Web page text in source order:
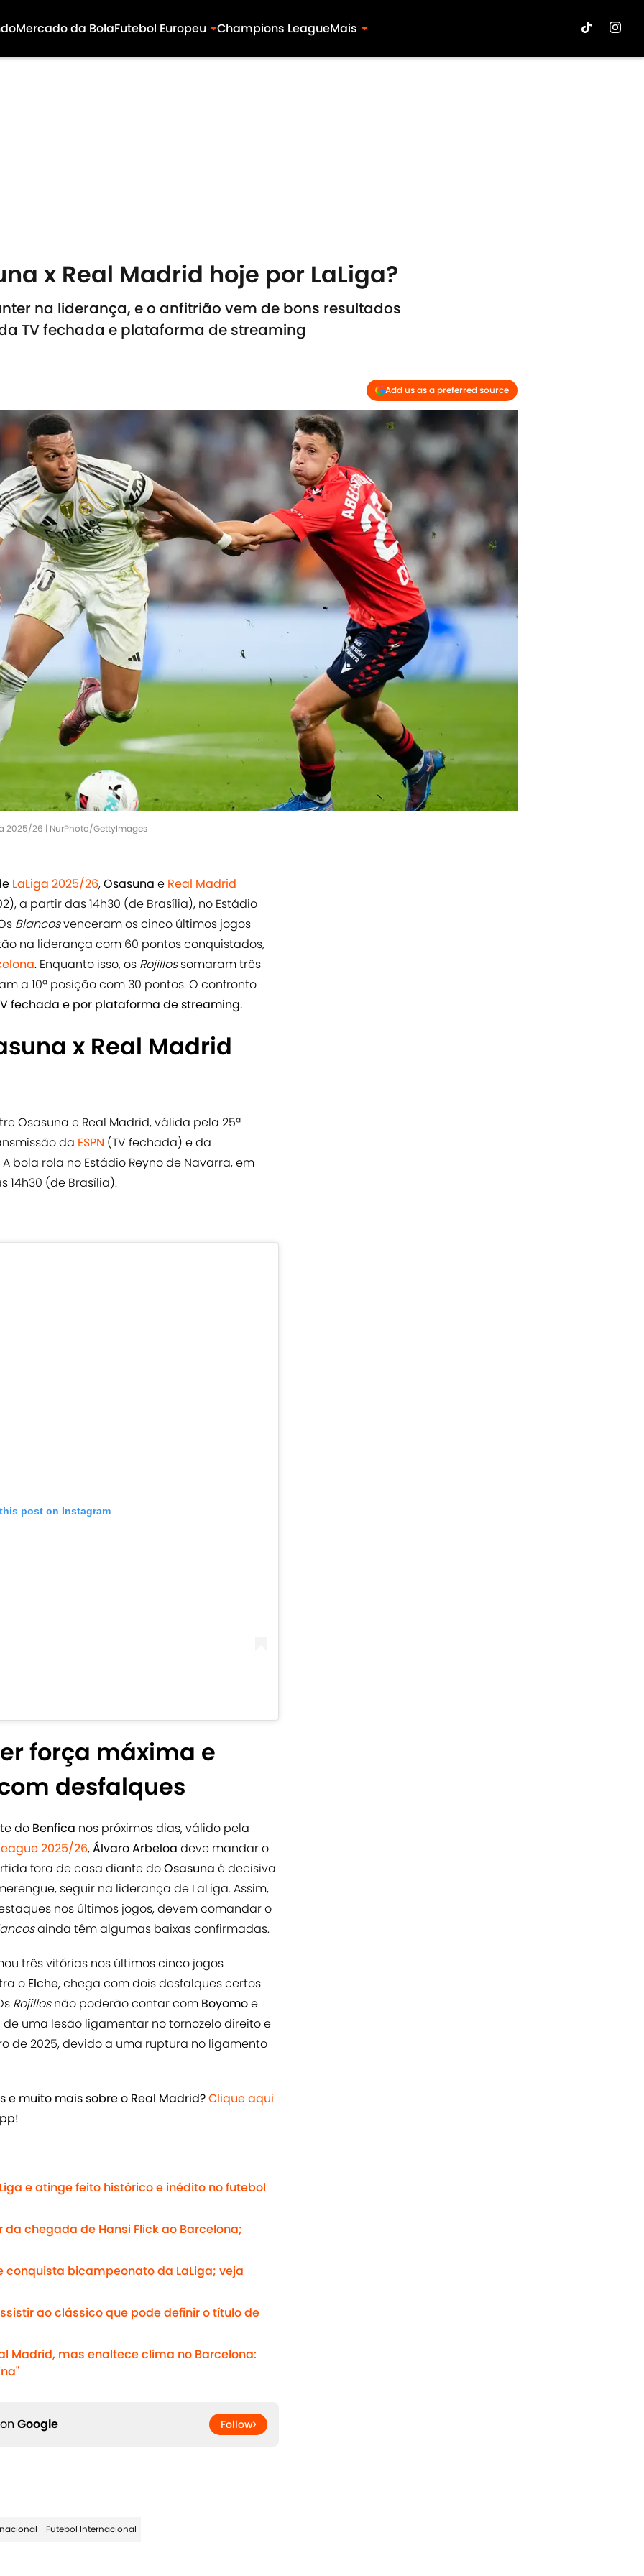
Mercado da BolaFutebol Europeu Champions LeagueMais
x Real Madrid hoje por LaLiga?
na liderança, e o anfitrião vem de bons resultados
TV fechada e plataforma de streaming
Add us as a preferred source
2025/26 | NurPhoto/GettyImages
LaLiga 2025/26,Osasuna e Real Madrid
a partir das 14h30 (de Brasília), no Estádio
Blancosvenceram os cinco últimos jogos
na liderança com 60 pontos conquistados,
. Enquanto isso, os Rojillossomaram três
a 10ª posição com 30 pontos. O confronto
fechada e por plataforma de streaming.
x Real Madrid
Osasuna e Real Madrid, válida pela 25ª
da ESPN (TV fechada) e da
A bola rola no Estádio Reyno de Navarra, em
14h30 (de Brasília).
post on Instagram
força máxima e
desfalques
do Benfica nos próximos dias, válido pela
2025/26,Álvaro Arbeloa deve mandar o
fora de casa diante doOsasuna é decisiva
seguir na liderança de LaLiga. Assim,
nos últimos jogos, devem comandar o
ainda têm algumas baixas confirmadas.
três vitórias nos últimos cinco jogos
o Elche, chega com dois desfalques certos
Rojillosnão poderão contar com Boyomoe
uma lesão ligamentar no tornozelo direito e
de 2025, devido a uma ruptura no ligamento
muito mais sobre o Real Madrid?Clique aqui
e atinge feito histórico e inédito no futebol
chegada de Hansi Flick ao Barcelona;
conquista bicampeonato da LaLiga; veja
ao clássico que pode definir o título de
Madrid, mas enaltece clima no Barcelona:
Google Follow
Futebol Internacional